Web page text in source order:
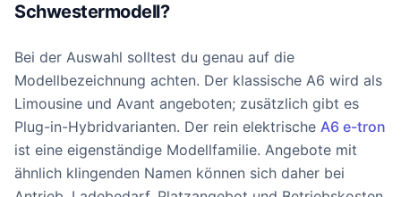
Schwestermodell?
Bei der Auswahl solltest du genau auf die
Modellbezeichnung achten. Der klassische A6 wird als
Limousine und Avant angeboten; zusätzlich gibt es
Plug-in-Hybridvarianten. Der rein elektrische A6 e-tron
ist eine eigenständige Modellfamilie. Angebote mit
ähnlich klingenden Namen können sich daher bei